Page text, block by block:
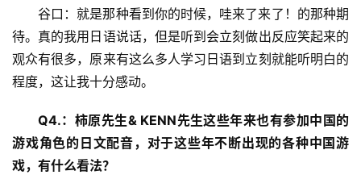
谷口：就是那种看到你的时候，哇来了来了！的那种期
待。真的我用日语说话，但是听到会立刻做出反应笑起来的
观众有很多，原来有这么多人学习日语到立刻就能听明白的
程度，这让我十分感动。
Q4.：柿原先生& KENN先生这些年来也有参加中国的
游戏角色的日文配音，对于这些年不断出现的各种中国游
戏，有什么看法？